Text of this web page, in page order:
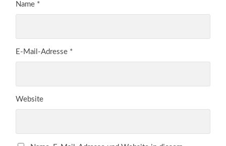
Name *
E-Mail-Adresse *
Website